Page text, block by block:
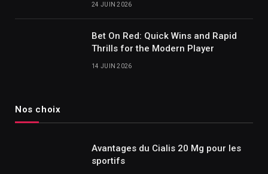
24 JUIN 2026
Bet On Red: Quick Wins and Rapid
Thrills for the Modern Player
14 JUIN 2026
Nos choix
Avantages du Cialis 20 Mg pour les
sportifs